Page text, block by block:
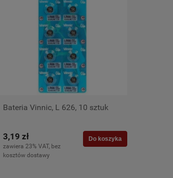
Bateria Vinnic, L 626, 10 sztuk
3,19 zł
zawiera 23% VAT, bez
kosztów dostawy
Do koszyka